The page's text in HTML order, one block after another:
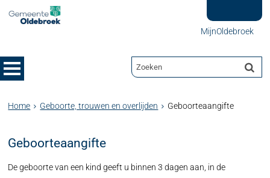
MijnOldebroek
Home Geboorte, trouwen en overlijden Geboorteaangifte
Geboorteaangifte
De geboorte van een kind geeft u binnen 3 dagen aan, in de